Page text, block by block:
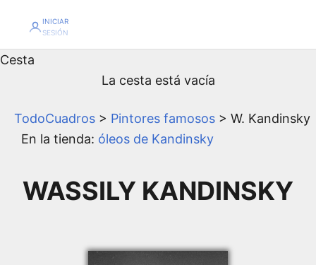
INICIAR
SESIÓN
Cesta
La cesta está vacía
TodoCuadros > Pintores famosos > W. Kandinsky
En la tienda: óleos de Kandinsky
WASSILY KANDINSKY